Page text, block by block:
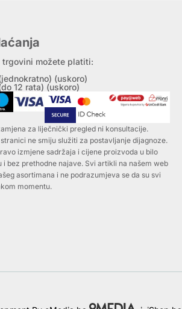
trgovini možete platiti:
(uskoro)
12 rata) (uskoro)
za liječnički pregled ni konsultacije.
ne smiju služiti za postavljanje dijagnoze.
izmjene sadržaja i cijene proizvoda u bilo
i bez prethodne najave. Svi artikli na našem web
asortimana i ne podrazumjeva se da su svi
momentu.